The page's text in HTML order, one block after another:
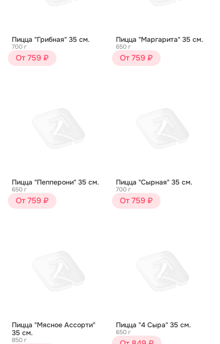
Пицца "Грибная" 35 см.
700 г
От 759 ₽
Пицца "Маргарита" 35 см.
650 г
От 759 ₽
Пицца "Пепперони" 35 см.
650 г
От 759 ₽
Пицца "Сырная" 35 см.
700 г
От 759 ₽
Пицца "Мясное Ассорти"
35 см.
850 г
Пицца "4 Сыра" 35 см.
650 г